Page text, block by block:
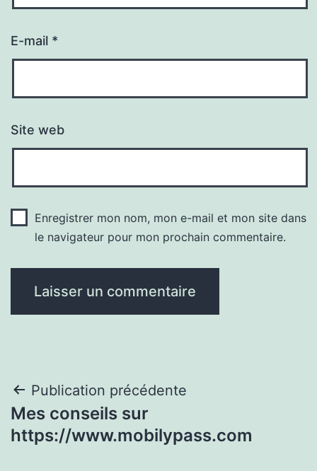
E-mail *
Site web
Enregistrer mon nom, mon e-mail et mon site dans
le navigateur pour mon prochain commentaire.
Navigation
de
Publication précédente
Mes conseils sur
https://www.mobilypass.com